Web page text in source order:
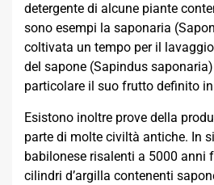
detergente di alcune piante
sono esempi la saponaria
coltivata un tempo per il
del sapone (Sapindus
particolare il suo frutto definito
Esistono inoltre prove della
parte di molte civiltà antiche. In
babilonese risalenti a 5000 anni
cilindri d’argilla contenenti